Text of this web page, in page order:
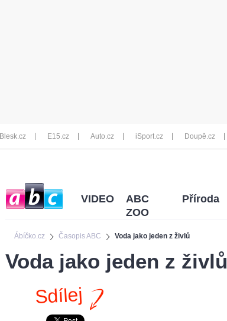
Blesk.cz E15.cz Auto.cz iSport.cz Doupě.cz
Ábíčko.cz Časopis ABC Voda jako jeden z živlů
VIDEO
ABC
ZOO
Příroda
Voda jako jeden z živlů
Sdílej